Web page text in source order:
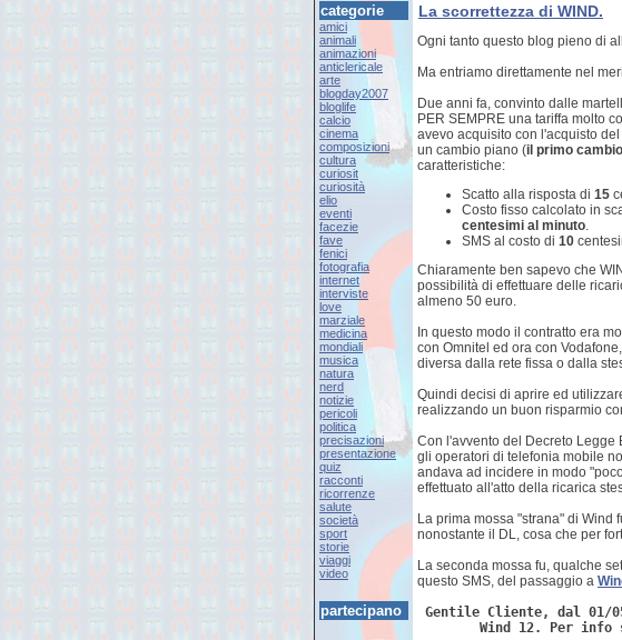
categorie
amici
animali
animazioni
anticlericale
arte
blogday2007
bloglife
calcio
cinema
composizioni
cultura
curiosit
curiosità
elio
eventi
facezie
fave
fenici
fotografia
internet
interviste
love
marziale
medicina
mondiali
musica
natura
nerd
notizie
pericoli
politica
precisazioni
presentazione
quiz
racconti
ricorrenze
salute
società
sport
storie
viaggi
video
partecipano
La scorrettezza di WIND.
Ogni tanto questo blog pieno di
Ma entriamo direttamente nel
Due anni fa, convinto dalle
PER SEMPRE una tariffa molto
avevo acquisito con l'acquisto
un cambio piano (il primo
caratteristiche:
Scatto alla risposta di 15
Costo fisso calcolato in
centesimi al minuto
SMS al costo di 10
Chiaramente ben sapevo che
possibilità di effettuare delle
almeno 50 euro.
In questo modo il contratto era
con Omnitel ed ora con
diversa dalla rete fissa o dalla
Quindi decisi di aprire ed
realizzando un buon risparmio
Con l'avvento del Decreto Legge
gli operatori di telefonia mobile
andava ad incidere in modo
effettuato all'atto della ricarica
La prima mossa "strana" di Wind
nonostante il DL, cosa che per
La seconda mossa fu, qualche
questo SMS, del passaggio a
Gentile Cliente, dal 01/
Wind 12. Per info